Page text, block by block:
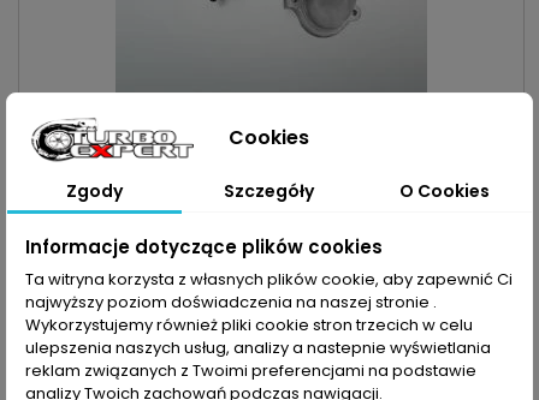
TURBO DO FORD 1.5TDCI 75KM/55KW 95KM/70KW|
75KM/55KW | 99KM/73KW | 100KM/73KW
Turbosprężarka po regeneracji pasująca do: MARKA: Citroen |
DS | Ford | Opel | Peugeot MODEL: Berlingo | C-Elysee | C3 | C3
Aircross | C3 Picasso | C4 | C4 Cactus | C4 Picasso | C4 Grand
Picasso | C4 Spacetourer | C4 Grand Spacetourer | Jumpy |
Spacetourer | DS3 | DS4 | B-Max | Fiesta | KA+ | Combo |
Crossland | Crossland X | 208 | 2008 | 301 | 308 |...
Cena
1 100,00 zł
 Dodaj do koszyka
Zapytaj o dostępność Tel:+48-717-358-575
Cookies
Zgody Szczegóły O Cookies
Informacje dotyczące plików cookies
Ta witryna korzysta z własnych plików cookie, aby zapewnić Ci
najwyższy poziom doświadczenia na naszej stronie .
Wykorzystujemy również pliki cookie stron trzecich w celu
ulepszenia naszych usług, analizy a nastepnie wyświetlania
reklam związanych z Twoimi preferencjami na podstawie
analizy Twoich zachowań podczas nawigacji.